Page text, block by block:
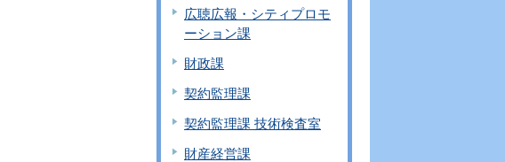
広聴広報・シティプロモ
ーション課
財政課
契約監理課
契約監理課 技術検査室
財産経営課